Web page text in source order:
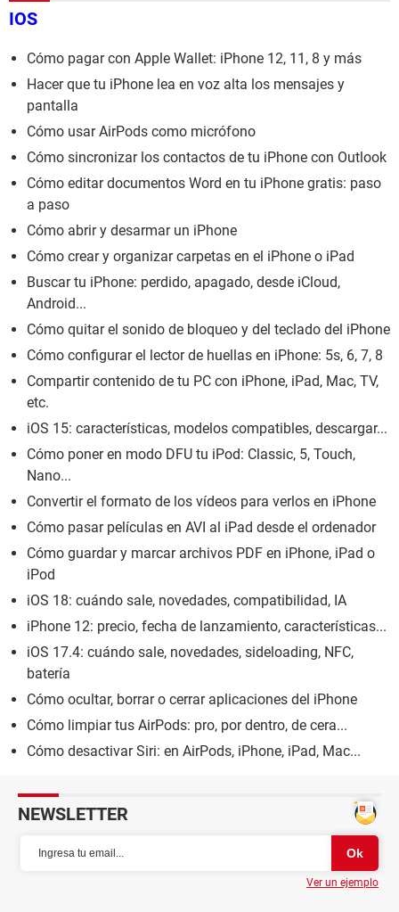
IOS
Cómo pagar con Apple Wallet: iPhone 12, 11, 8 y más
Hacer que tu iPhone lea en voz alta los mensajes y
pantalla
Cómo usar AirPods como micrófono
Cómo sincronizar los contactos de tu iPhone con Outlook
Cómo editar documentos Word en tu iPhone gratis: paso
a paso
Cómo abrir y desarmar un iPhone
Cómo crear y organizar carpetas en el iPhone o iPad
Buscar tu iPhone: perdido, apagado, desde iCloud,
Android...
Cómo quitar el sonido de bloqueo y del teclado del iPhone
Cómo configurar el lector de huellas en iPhone: 5s, 6, 7, 8
Compartir contenido de tu PC con iPhone, iPad, Mac, TV,
etc.
iOS 15: características, modelos compatibles, descargar...
Cómo poner en modo DFU tu iPod: Classic, 5, Touch,
Nano...
Convertir el formato de los vídeos para verlos en iPhone
Cómo pasar películas en AVI al iPad desde el ordenador
Cómo guardar y marcar archivos PDF en iPhone, iPad o
iPod
iOS 18: cuándo sale, novedades, compatibilidad, IA
iPhone 12: precio, fecha de lanzamiento, características...
iOS 17.4: cuándo sale, novedades, sideloading, NFC,
batería
Cómo ocultar, borrar o cerrar aplicaciones del iPhone
Cómo limpiar tus AirPods: pro, por dentro, de cera...
Cómo desactivar Siri: en AirPods, iPhone, iPad, Mac...
NEWSLETTER
Ver un ejemplo